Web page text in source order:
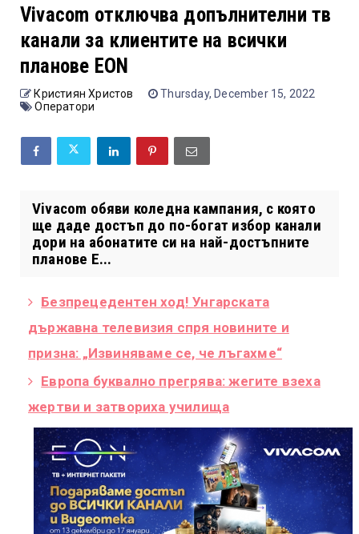
Vivacom отключва допълнителни тв
канали за клиентите на всички
планове EON
Кристиян Христов
Thursday, December 15, 2022
Оператори
Vivacom обяви коледна кампания, с която
ще даде достъп до по-богат избор канали
дори на абонатите си на най-достъпните
планове E...
Безпрецедентен ход! Унгарската
държавна телевизия спря новините и
призна: „Извиняваме се, че лъгахме“
Европа буквално прегрява: жегите взеха
жертви и затвориха училища